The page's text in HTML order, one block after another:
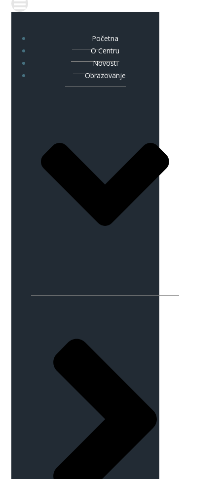
Početna
O Centru
Novosti
Obrazovanje